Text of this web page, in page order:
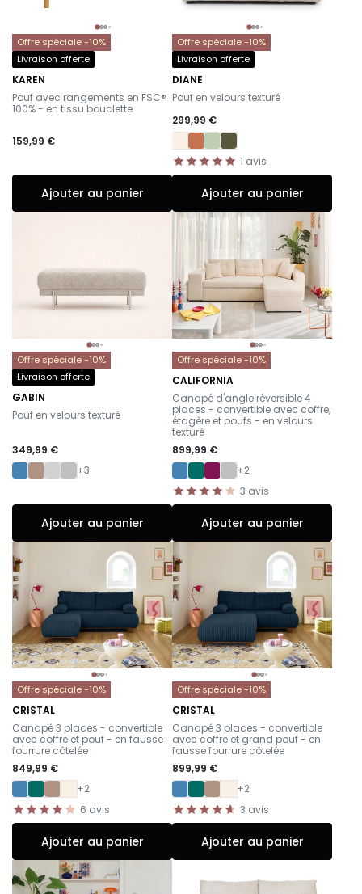
Offre spéciale -10%
Livraison offerte
KAREN
-
Pouf avec rangements en FSC®
100% - en tissu bouclette
159,99 €
Ajouter au panier
Offre spéciale -10%
Livraison offerte
DIANE
-
Pouf en velours texturé
299,99 €
1 avis
Ajouter au panier
Offre spéciale -10%
Livraison offerte
GABIN
-
Pouf en velours texturé
349,99 €
+3
Ajouter au panier
Offre spéciale -10%
CALIFORNIA
-
Canapé d'angle réversible 4
places - convertible avec coffre,
étagère et poufs - en velours
texturé
899,99 €
+2
3 avis
Ajouter au panier
Offre spéciale -10%
CRISTAL
-
Canapé 3 places - convertible
avec coffre et pouf - en fausse
fourrure côtelée
849,99 €
+2
6 avis
Ajouter au panier
Offre spéciale -10%
CRISTAL
-
Canapé 3 places - convertible
avec coffre et grand pouf - en
fausse fourrure côtelée
899,99 €
+2
3 avis
Ajouter au panier